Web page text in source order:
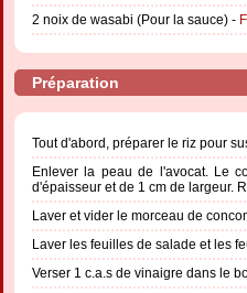
2 noix de wasabi (Pour la sauce) -
Préparation
Tout d'abord, préparer le riz pour
Enlever la peau de l'avocat. Le
d'épaisseur et de 1 cm de largeur.
Laver et vider le morceau de
Laver les feuilles de salade et les
Verser 1 c.a.s de vinaigre dans le